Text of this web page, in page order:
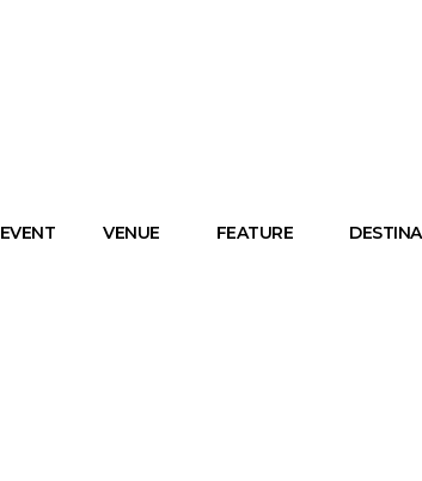
EVENT VENUE FEATURE